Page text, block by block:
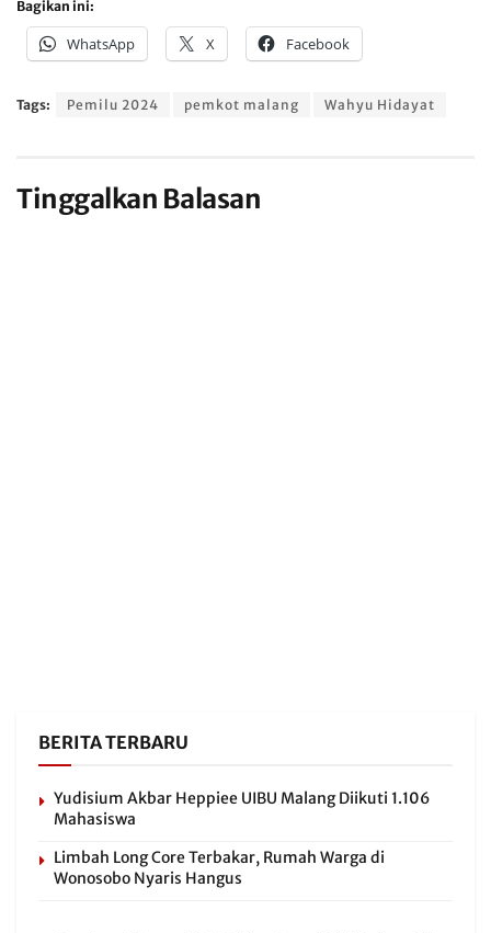
Bagikan ini:
WhatsApp X Facebook
Tags: Pemilu 2024 pemkot malang Wahyu Hidayat
Tinggalkan Balasan
BERITA TERBARU
Yudisium Akbar Heppiee UIBU Malang Diikuti 1.106
Mahasiswa
Limbah Long Core Terbakar, Rumah Warga di
Wonosobo Nyaris Hangus